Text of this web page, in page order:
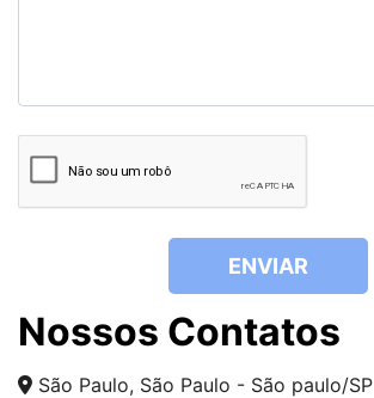
ENVIAR
Nossos Contatos
São Paulo, São Paulo - São paulo/SP